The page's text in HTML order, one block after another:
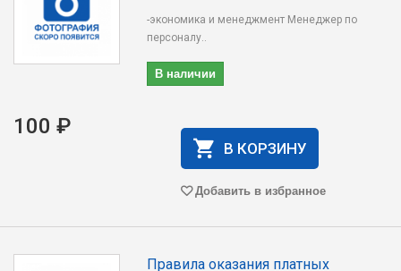
-экономика и менеджмент Менеджер по
персоналу..
В наличии
100 ₽
В КОРЗИНУ
Добавить в избранное
Правила оказания платных